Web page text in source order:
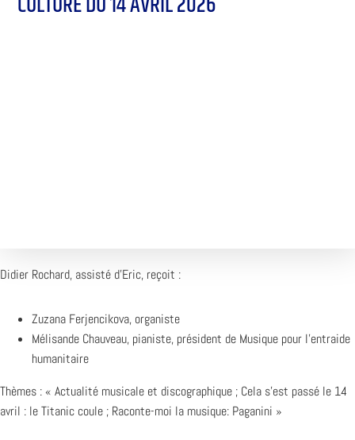
Didier Rochard, assisté d’Eric, reçoit :
Zuzana Ferjencikova, organiste
Mélisande Chauveau, pianiste, président de Musique pour l’entraide
humanitaire
Thèmes : « Actualité musicale et discographique ; Cela s’est passé le 14
avril : le Titanic coule ; Raconte-moi la musique: Paganini »